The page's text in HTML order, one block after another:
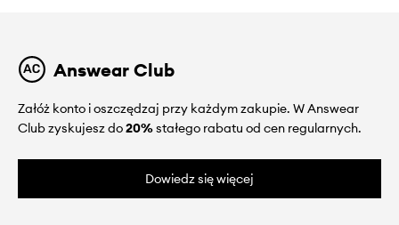
Answear Club
Załóż konto i oszczędzaj przy każdym zakupie. W Answear
Club zyskujesz do20%stałego rabatu od cen regularnych.
Dowiedz się więcej